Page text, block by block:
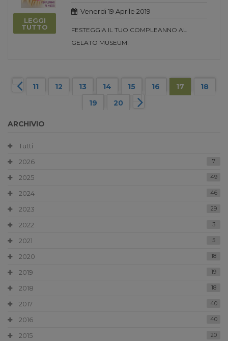
LEGGI
TUTTO
Venerdi 19 Aprile 2019
FESTEGGIA IL TUO COMPLEANNO AL
GELATO MUSEUM!
11 12 13 14 15 16 17
18
19
20
ARCHIVIO
Tutti
2026
7
2025 49
2024 46
2023 29
2022 3
2021 5
2020 18
2019 19
2018 18
2017 40
2016 40
2015 20